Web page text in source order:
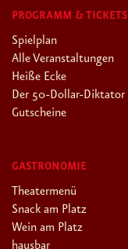
PROGRAMM & TICKETS
Spielplan
Alle Veranstaltungen
Heiße Ecke
Der 50-Dollar-Diktator
Gutscheine
GASTRONOMIE
Theatermenü
Snack am Platz
Wein am Platz
hausbar